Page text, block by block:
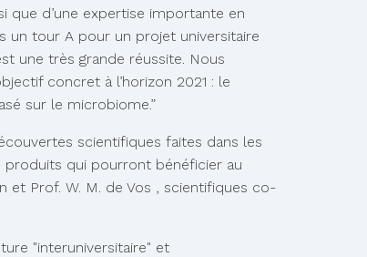
que d’une expertise importante en
un tour A pour un projet universitaire
une très grande réussite. Nous
concret à l’horizon 2021 : le
sur le microbiome.”
scientifiques faites dans les
produits qui pourront bénéficier au
et Prof. W. M. de Vos , scientifiques co-
"interuniversitaire" et